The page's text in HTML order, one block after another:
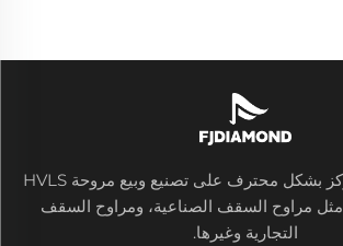
فوجيان دايموند، نركز بشكل محترف على تصنيع وبيع مروحة HVLS
ومراوح AXIAL مثل مراوح السقف الصناعية، ومراوح السقف
التجارية وغيرها.